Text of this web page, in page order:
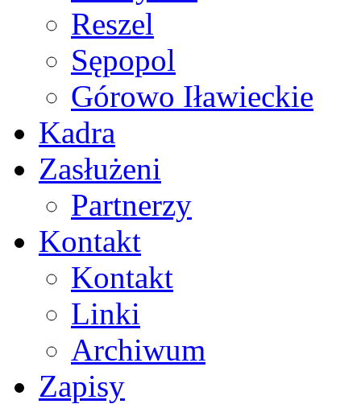
Reszel
Sępopol
Górowo Iławieckie
Kadra
Zasłużeni
Partnerzy
Kontakt
Kontakt
Linki
Archiwum
Zapisy